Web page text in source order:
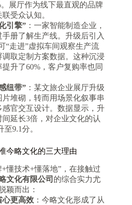
展厅作为线下最直观的品牌
受众认知。
引擎” ：一家智能制造企业，
册了解生产线。升级后引入
“走进”虚拟车间观察生产流
取定制方案数据。这种沉浸
升了60%，客户复购率也同
纽带” ：某文旅企业展厅升级
堆砌，转而用场景化叙事串
官交互设计。数据显示，升
延长3倍，对企业文化的认
9.1分。
今略文化的三大理由
懂技术+懂落地”，在接触过
文化有限公司 的综合实力尤
颖而出：
心更高效 ：今略文化形成了从